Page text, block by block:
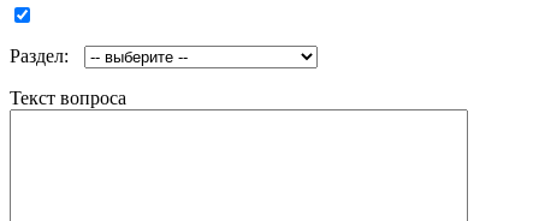
Раздел:
Текст вопроса